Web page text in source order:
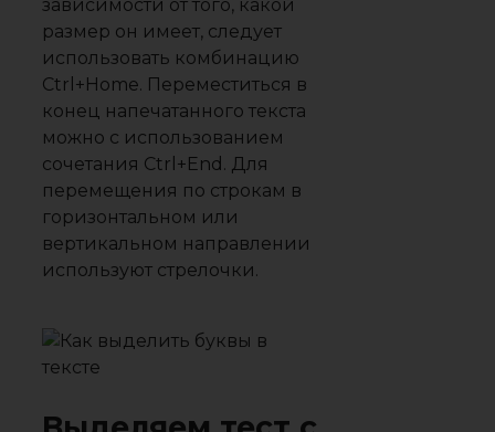
зависимости от того, какой
размер он имеет, следует
использовать комбинацию
Ctrl+Home. Переместиться в
конец напечатанного текста
можно с использованием
сочетания Ctrl+End. Для
перемещения по строкам в
горизонтальном или
вертикальном направлении
используют стрелочки.